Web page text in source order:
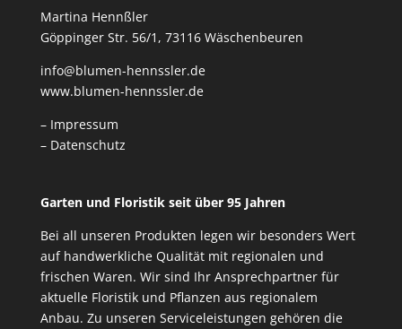
Martina Hennßler
Göppinger Str. 56/1, 73116 Wäschenbeuren
info@blumen-hennssler.de
www.blumen-hennssler.de
– Impressum
– Datenschutz
Garten und Floristik seit über 95 Jahren
Bei all unseren Produkten legen wir besonders Wert
auf handwerkliche Qualität mit regionalen und
frischen Waren. Wir sind Ihr Ansprechpartner für
aktuelle Floristik und Pflanzen aus regionalem
Anbau. Zu unseren Serviceleistungen gehören die